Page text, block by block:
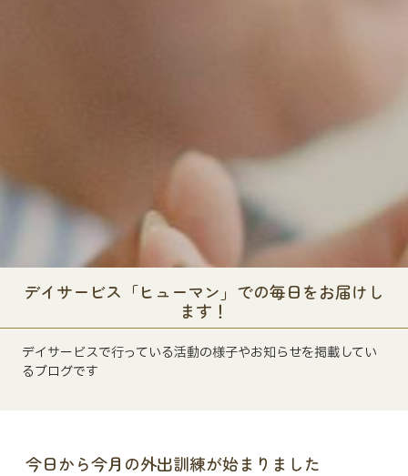
デイサービス「ヒューマン」での毎日をお届けし
ます！
デイサービスで行っている活動の様子やお知らせを掲載してい
るブログです
今日から今月の外出訓練が始まりました